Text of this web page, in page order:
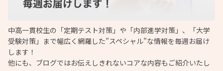
中高一貫校生の「定期テスト対策」や「内部進学対策」、「大学
受験対策」まで幅広く網羅した”スペシャル”な情報を毎週お届け
します！
他にも、ブログではお伝えしきれないコアな内容もご紹介いたし